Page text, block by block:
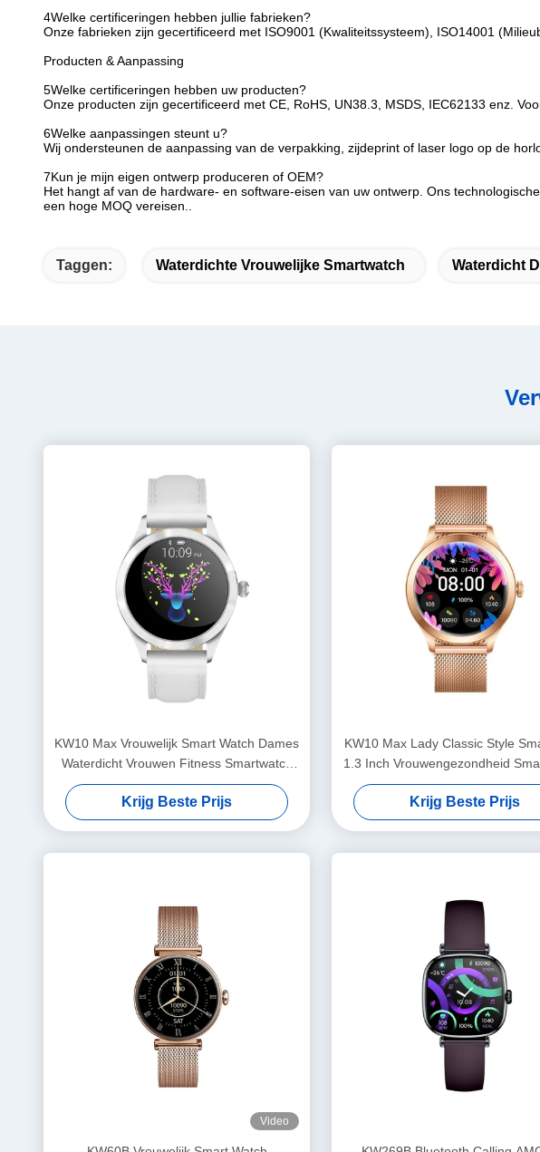
4Welke certificeringen hebben jullie fabrieken?
Onze fabrieken zijn gecertificeerd met ISO9001 (Kwaliteitssysteem), ISO14001
Producten & Aanpassing
5Welke certificeringen hebben uw producten?
Onze producten zijn gecertificeerd met CE, RoHS, UN38.3, MSDS, IEC62133 enz.
6Welke aanpassingen steunt u?
Wij ondersteunen de aanpassing van de verpakking, zijdeprint of laser logo op de
7Kun je mijn eigen ontwerp produceren of OEM?
Het hangt af van de hardware- en software-eisen van uw ontwerp. Ons
een hoge MOQ vereisen..
Taggen: Waterdichte Vrouwelijke Smartwatch Waterdicht
KW10 Max Vrouwelijk Smart Watch Dames
Waterdicht Vrouwen Fitness Smartwatch
AMOLED Display
Krijg Beste Prijs
KW10 Max Lady Classic Style
1.3 Inch Vrouwengezondheid
Waterdicht
Krijg Beste Prijs
Video